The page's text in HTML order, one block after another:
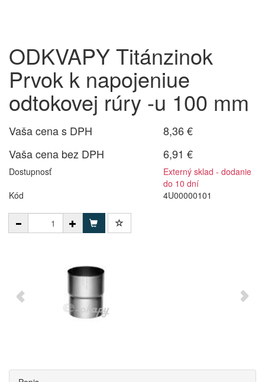
ODKVAPY Titánzinok
Prvok k napojeniue
odtokovej rúry -u 100 mm
Vaša cena s DPH
8,36 €
Vaša cena bez DPH
6,91 €
Dostupnosť
Externý sklad - dodanie
do 10 dní
Kód
4U00000101